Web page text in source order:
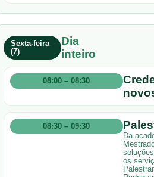
Sexta-feira
(7)
Dia
inteiro
08:00 – 08:30
08:30 – 09:30
Da
os